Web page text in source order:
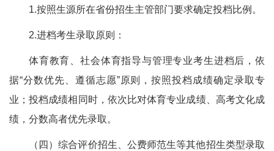
1.按照生源所在省份招生主管部门要求确定投档比例。
2.进档考生录取原则：
体育教育、社会体育指导与管理专业考生进档后，依
据“分数优先、遵循志愿”原则，按照投档成绩确定录取专
业；投档成绩相同时，依次比对体育专业成绩、高考文化成
绩，分数高者优先录取。
（四）综合评价招生、公费师范生等其他招生类型录取